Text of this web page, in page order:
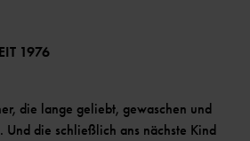
1976
die lange geliebt, gewaschen und
Und die schließlich ans nächste Kind